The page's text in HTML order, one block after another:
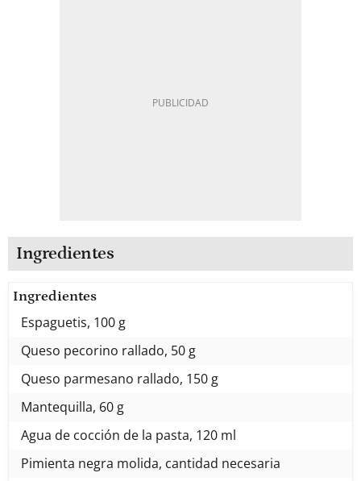
Ingredientes
Ingredientes
Espaguetis, 100 g
Queso pecorino rallado, 50 g
Queso parmesano rallado, 150 g
Mantequilla, 60 g
Agua de cocción de la pasta, 120 ml
Pimienta negra molida, cantidad necesaria